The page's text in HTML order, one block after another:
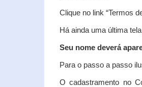
Clique no link “Termos
Há ainda uma última
Seu nome deverá
Para o passo a passo
O cadastramento no